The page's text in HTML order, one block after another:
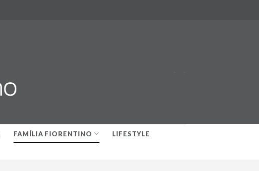
FAMÍLIA FIORENTINO LIFESTYLE